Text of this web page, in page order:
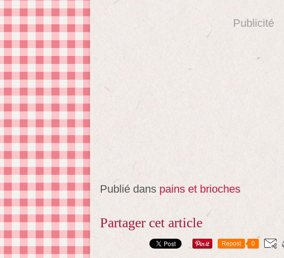
Publicité
Publié dans pains et brioches
Partager cet article
Repost 0